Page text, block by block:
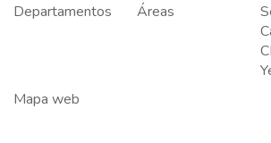
Departamentos
Áreas
Mapa web